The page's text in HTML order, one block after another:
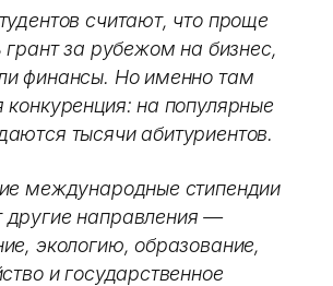
считают, что проще
грант за рубежом на бизнес,
финансы. Но именно там
на популярные
тысячи абитуриентов.
международные стипендии
направления —
экологию, образование,
и государственное